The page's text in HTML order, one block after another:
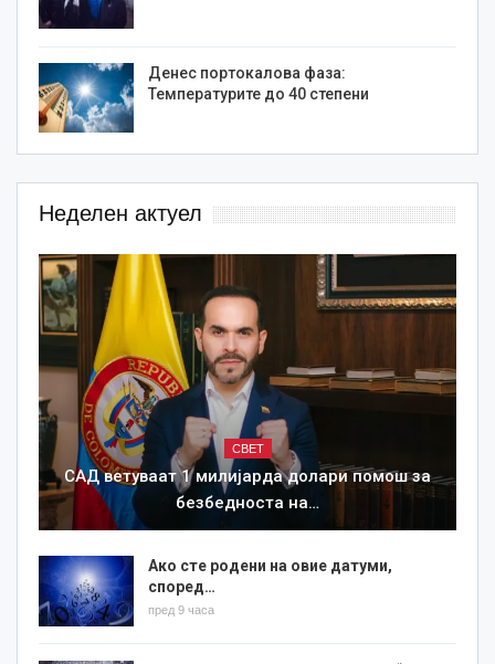
Денес портокалова фаза:
Температурите до 40 степени
Неделен актуел
СВЕТ
САД ветуваат 1 милијарда долари помош за
безбедноста на…
Ако сте родени на овие датуми,
според…
пред 9 часа